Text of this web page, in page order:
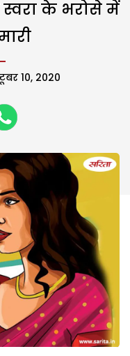
के भरोसे में
10, 2020